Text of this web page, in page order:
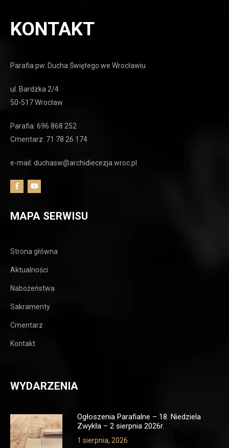
KONTAKT
Parafia pw. Ducha Świętego we Wrocławiu
ul. Bardzka 2/4
50-517 Wrocław
Parafia: 696 868 252
Cmentarz: 71 78 26 174
e-mail: duchasw@archidiecezja.wroc.pl
MAPA SERWISU
Strona główna
Aktualności
Nabożeństwa
Sakramenty
Cmentarz
Kontakt
WYDARZENIA
Ogłoszenia Parafialne – 18. Niedziela
Zwykła – 2 sierpnia 2026r.
1 sierpnia, 2026